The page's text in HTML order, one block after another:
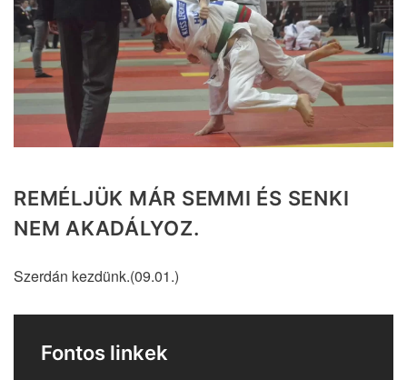
REMÉLJÜK MÁR SEMMI ÉS SENKI
NEM AKADÁLYOZ.
Szerdán kezdünk.(09.01.)
Fontos linkek